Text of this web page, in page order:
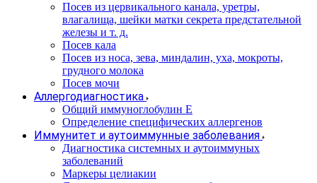
Посев из цервикального канала, уретры,
влагалища, шейки матки секрета предстательной
железы и т. д.
Посев кала
Посев из носа, зева, миндалин, уха, мокроты,
грудного молока
Посев мочи
Аллергодиагностика
Общий иммуноглобулин Е
Определение специфических аллергенов
Иммунитет и аутоиммунные заболевания
Диагностика системных и аутоиммуных
заболеваний
Маркеры целиакии